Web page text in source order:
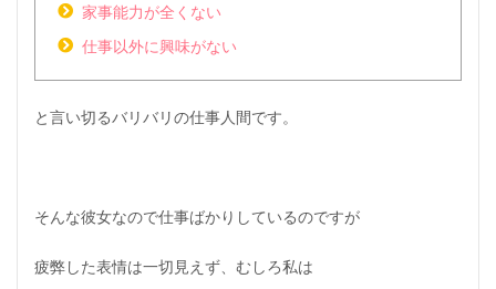
家事能力が全くない
仕事以外に興味がない
と言い切るバリバリの仕事人間です。
そんな彼女なので仕事ばかりしているのですが
疲弊した表情は一切見えず、むしろ私は